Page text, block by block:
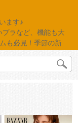
ます♪
ラなど、機能も大
も必見！季節の新